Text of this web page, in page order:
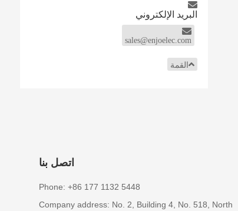
البريد الإلكتروني
sales@enjoelec.com
القمة
اتصل بنا
Phone: +86 177 1132 5448
Company address: No. 2, Building 4, No. 518, North